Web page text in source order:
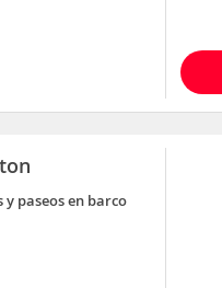
y paseos en barco